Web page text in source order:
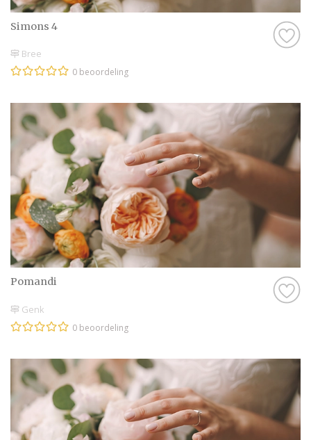
Simons 4
Bree
0 beoordeling
Pomandi
Genk
0 beoordeling